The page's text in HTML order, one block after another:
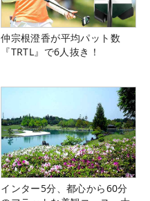
仲宗根澄香が平均パット数
『TRTL』で6人抜き！
インター5分、都心から60分